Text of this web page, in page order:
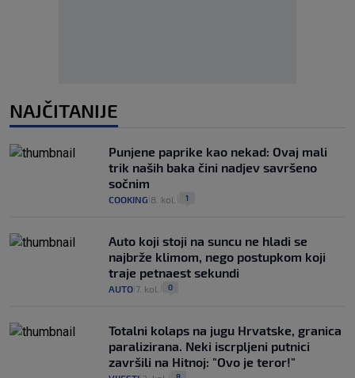
NAJČITANIJE
Punjene paprike kao nekad: Ovaj mali
trik naših baka čini nadjev savršeno
sočnim
COOKING 8. kol. 1
Auto koji stoji na suncu ne hladi se
najbrže klimom, nego postupkom koji
traje petnaest sekundi
AUTO 7. kol. 0
Totalni kolaps na jugu Hrvatske, granica
paralizirana. Neki iscrpljeni putnici
završili na Hitnoj: "Ovo je teror!"